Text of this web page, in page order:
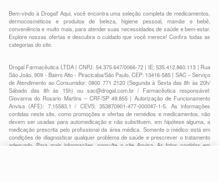
Bem-vindo à Drogal! Aqui, você encontra uma seleção completa demedicamentos
dermocosméticos e produtos de beleza,higiene pessoal,mamãe e bebê
conveniênciae muito mais, para atender suas necessidades de saúde e bem-estar.
Explore nossas ofertas e descubra o cuidado que você merece!Confira todas as
categorias do site.
Drogal Farmacêutica LTDA | CNPJ: 54.375.647/0066-72 | IE: 535.412.860.113 | Rua
São João, 909 - Bairro Alto - Piracicaba/São Paulo, CEP: 13416-585 | SAC – Serviço
de Atendimento ao Consumidor: 0800 771 2120 (Segunda à Sexta das 8h às 20h/
Sábado das 8h às 15h) ou sac@drogal.com.br/ Farmacêutica responsável:
Giovanna do Rosario Martins – CRF/SP 49.855 | Autorização de Funcionamento
Anvisa (AFE): 7.15583.1 / CEVS: 353870901-477-000047-1-5. As informações
contidas neste site, como promoções e ofertas de remédios e medicamentos, não
devem ser usadas para automedicação e não substituem, em hipótese alguma, a
medicação prescrita pelo profissional da área médica. Somente o médico está em
condições de diagnosticar qualquer problema de saúde e prescrever o tratamento
adequado. Para mais informações, consulte o site Anvisa. As fotos contidas em